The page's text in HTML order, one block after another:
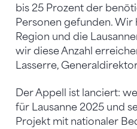
bis 25 Prozent der
Personen gefunden. Wir
Region und die
wir diese Anzahl
Lasserre,
Der Appell ist lanciert:
für Lausanne 2025 und
Projekt mit nationaler